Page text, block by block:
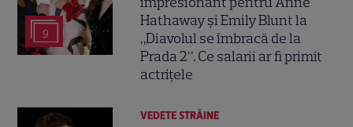
9
Hathaway și Emily Blunt la
„Diavolul se îmbracă de la
Prada 2”. Ce salarii ar fi primit
actrițele
VEDETE STRĂINE